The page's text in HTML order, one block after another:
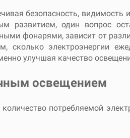
безопасность,
один вопрос
фонарями, зависит от
электроэнергии
улучшая качество
освещением
потребляемой